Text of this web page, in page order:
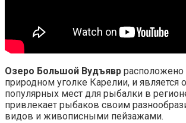
Озеро Большой Вудъявр
природном уголке Карелии, и является
популярных мест для рыбалки в
привлекает рыбаков своим
видов и живописными пейзажами.